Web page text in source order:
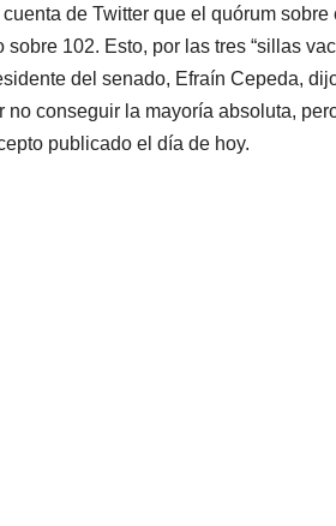
de Twitter que el quórum sobre
102. Esto, por las tres “sillas
del senado, Efraín Cepeda,
conseguir la mayoría absoluta,
publicado el día de hoy.